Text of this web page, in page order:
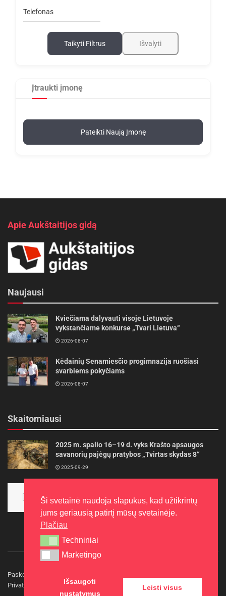
Telefonas
Taikyti Filtrus Išvalyti
Įtraukti įmonę
Pateikti Naują Įmonę
Apie Aukštaitijos gidą
Naujausi
Kviečiama dalyvauti visoje Lietuvoje
vykstančiame konkurse „Tvari Lietuva“
2026-08-07
Kėdainių Senamiesčio progimnazija ruošiasi
svarbiems pokyčiams
2026-08-07
Skaitomiausi
2025 m. spalio 16–19 d. vyks Krašto apsaugos
savanorių pajėgų pratybos „Tvirtas skydas 8“
2025-09-29
aukso
2015-10-30
Paskelbkite naujieną
Privatumo politika
Kontaktai
Ši svetainė naudoja slapukus, kad užtikrintų
jums geriausią patirtį mūsų svetainėje.
Plačiau
Techniniai
Techniniai
Marketingo
Marketingo
Išsaugoti
nustatymus
Leisti visus